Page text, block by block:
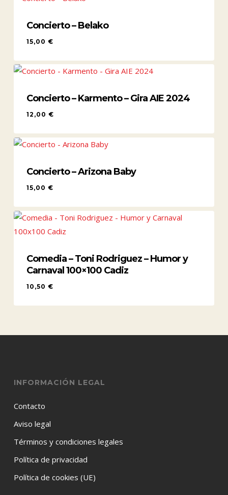
Concierto – Belako
15,00 €
Concierto – Karmento – Gira AIE 2024
12,00 €
Concierto – Arizona Baby
15,00 €
Comedia – Toni Rodriguez – Humor y
Carnaval 100×100 Cadiz
10,50 €
INFORMACIÓN LEGAL
Contacto
Aviso legal
Términos y condiciones legales
Política de privacidad
Política de cookies (UE)